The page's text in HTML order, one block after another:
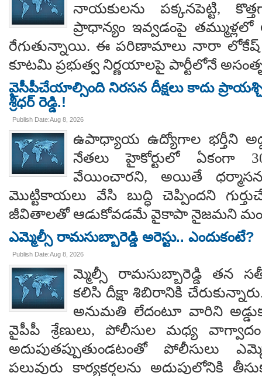
నాయకులను పక్కనపెట్టి,
ప్రాధాన్యం ఇవ్వడంపై తమ్ముళ్లలో
రేగుతున్నాయి. ఈ పరిణామాలు నారా లోకేష్
కూటమి ప్రభుత్వ నిర్ణయాలపై పార్టీలోనే
వైసీపీచేయాల్సింది నిరసన దీక్షలు కాదు
శ్రీధర్ రెడ్డి.!
Publish Date:Aug 8, 2026
ఉపాధ్యాయ ఉద్యోగాల భర్తీని
నేతలు హైకోర్టులో ఏకంగా
వేయించారని, అయితే
మొట్టికాయలు వేసి బుద్ధి చెప్పిందని
జీవితాలతో ఆడుకోవడమే వైకాపా నైజమని
ఎమ్మెల్సీ రామసుబ్బారెడ్డి అరెస్టు.. ఎందుకంటే?
Publish Date:Aug 8, 2026
మ్మెల్సీ రామసుబ్బారెడ్డి తన
కలిసి దీక్షా శిబిరానికి
అనుమతి లేదంటూ వారిని
వైపీపీ శ్రేణులు, పోలీసుల మధ్య వాగ్వాదం
అదుపుతప్పుతుండటంతో పోలీసులు
పలువురు కార్యకర్తలను అదుపులోనికి